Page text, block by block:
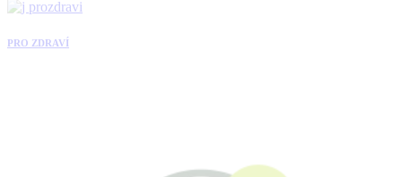
PRO ZDRAVÍ